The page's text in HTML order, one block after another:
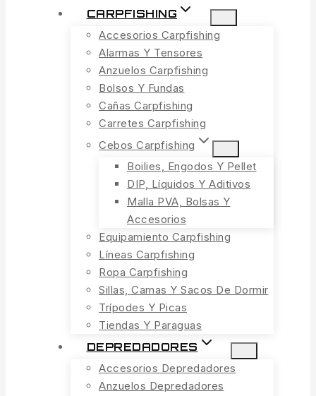
CARPFISHING
Accesorios Carpfishing
Alarmas Y Tensores
Anzuelos Carpfishing
Bolsos Y Fundas
Cañas Carpfishing
Carretes Carpfishing
Cebos Carpfishing
Boilies, Engodos Y Pellet
DIP, Líquidos Y Aditivos
Malla PVA, Bolsas Y
Accesorios
Equipamiento Carpfishing
Líneas Carpfishing
Ropa Carpfishing
Sillas, Camas Y Sacos De Dormir
Trípodes Y Picas
Tiendas Y Paraguas
DEPREDADORES
Accesorios Depredadores
Anzuelos Depredadores